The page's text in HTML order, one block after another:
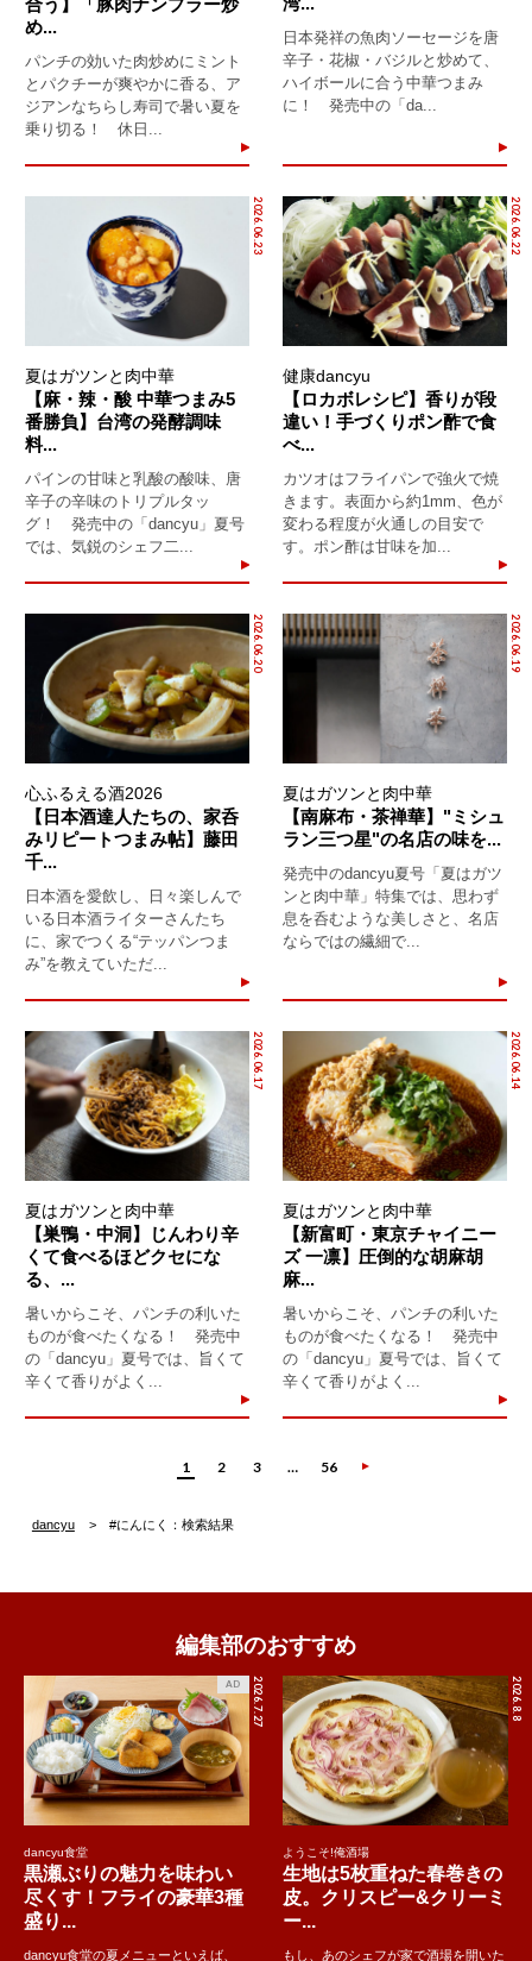
合う】「豚肉ナンプラー炒
め...
パンチの効いた肉炒めにミント
とパクチーが爽やかに香る、ア
ジアンなちらし寿司で暑い夏を
乗り切る！ 休日...
日本発祥の魚肉ソーセージを唐
辛子・花椒・バジルと炒めて、
ハイボールに合う中華つまみ
に！ 発売中の「da...
2026.06.23
夏はガツンと肉中華
【麻・辣・酸 中華つまみ5
番勝負】台湾の発酵調味
料...
パインの甘味と乳酸の酸味、唐
辛子の辛味のトリプルタッ
グ！ 発売中の「dancyu」夏号
では、気鋭のシェフ二...
2026.06.22
健康dancyu
【ロカボレシピ】香りが段
違い！手づくりポン酢で食
べ...
カツオはフライパンで強火で焼
きます。表面から約1mm、色が
変わる程度が火通しの目安で
す。ポン酢は甘味を加...
2026.06.20
心ふるえる酒2026
【日本酒達人たちの、家呑
みリピートつまみ帖】藤田
千...
日本酒を愛飲し、日々楽しんで
いる日本酒ライターさんたち
に、家でつくる“テッパンつま
み”を教えていただ...
2026.06.19
夏はガツンと肉中華
【南麻布・茶禅華】"ミシュ
ラン三つ星"の名店の味を...
発売中のdancyu夏号「夏はガツ
ンと肉中華」特集では、思わず
息を呑むような美しさと、名店
ならではの繊細で...
2026.06.17
夏はガツンと肉中華
【巣鴨・中洞】じんわり辛
くて食べるほどクセにな
る、...
暑いからこそ、パンチの利いた
ものが食べたくなる！ 発売中
の「dancyu」夏号では、旨くて
辛くて香りがよく...
2026.06.14
夏はガツンと肉中華
【新富町・東京チャイニー
ズ 一凛】圧倒的な胡麻胡
麻...
暑いからこそ、パンチの利いた
ものが食べたくなる！ 発売中
の「dancyu」夏号では、旨くて
辛くて香りがよく...
1 2 3 … 56
dancyu #にんにく：検索結果
編集部のおすすめ
2026.7.27
AD
dancyu食堂
黒瀬ぶりの魅力を味わい
尽くす！フライの豪華3種
盛り...
dancyu食堂の夏メニューといえば、
2026.8.8
ようこそ!俺酒場
生地は5枚重ねた春巻きの
皮。クリスピー&クリーミ
ー...
もし、あのシェフが家で酒場を開いた